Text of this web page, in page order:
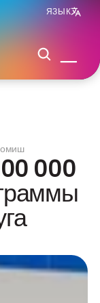
ЯЗЫК
000